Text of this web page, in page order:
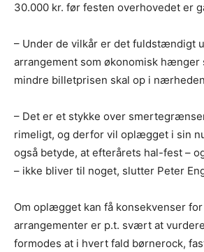
30.000 kr. før festen overhovedet er
– Under de vilkår er det fuldstændigt
arrangement som økonomisk hænger
mindre billetprisen skal op i
– Det er et stykke over
rimeligt, og derfor vil oplægget i sin
også betyde, at efterårets hal-fest –
– ikke bliver til noget, slutter Peter
Om oplægget kan få konsekvenser
arrangementer er p.t. svært at
formodes at i hvert fald børnerock,